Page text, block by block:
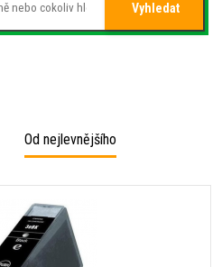
Vyhledat
Od nejlevnějšího